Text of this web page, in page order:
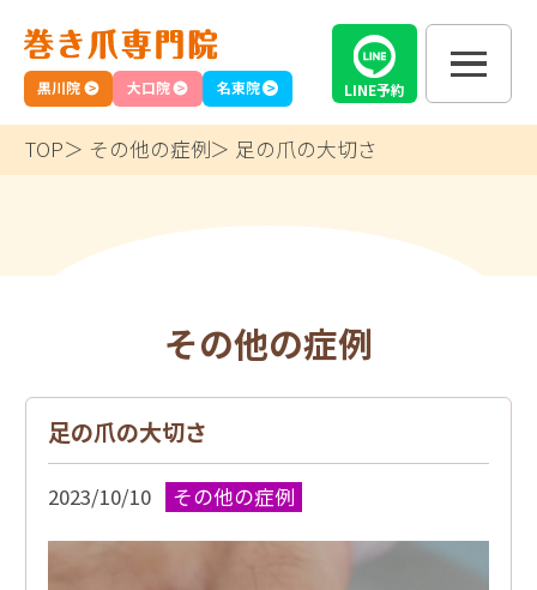
名東院
黒川院 大口院 LINE予約
TOP その他の症例 足の爪の大切さ
その他の症例
足の爪の大切さ
2023/10/10 その他の症例